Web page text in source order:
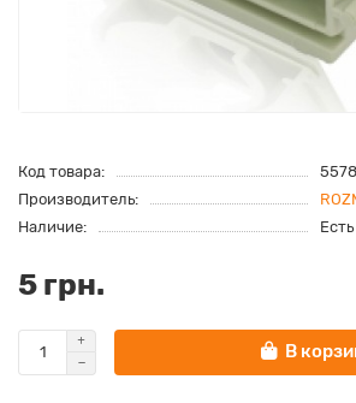
Код товара:
5578
Производитель:
Наличие:
5 грн.
В